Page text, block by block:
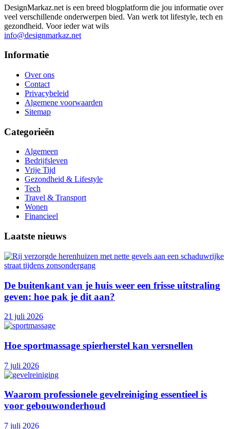
DesignMarkaz.net is een breed blogplatform die jou informatie over
veel verschillende onderwerpen bied. Van werk tot lifestyle, tech en
gezondheid. Voor ieder wat wils
info@designmarkaz.net
Informatie
Over ons
Contact
Privacybeleid
Algemene voorwaarden
Sitemap
Categorieën
Algemeen
Bedrijfsleven
Vrije Tijd
Gezondheid & Lifestyle
Tech
Travel & Transport
Wonen
Financieel
Laatste nieuws
De buitenkant van je huis weer een frisse uitstraling
geven: hoe pak je dit aan?
21 juli 2026
Hoe sportmassage spierherstel kan versnellen
7 juli 2026
Waarom professionele gevelreiniging essentieel is
voor gebouwonderhoud
7 juli 2026